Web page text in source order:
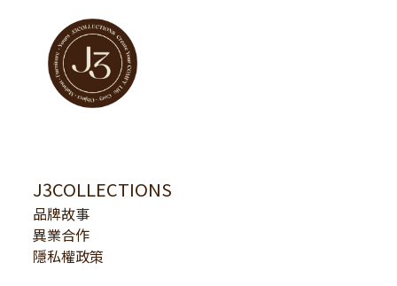
J3COLLECTIONS
品牌故事
異業合作
隱私權政策